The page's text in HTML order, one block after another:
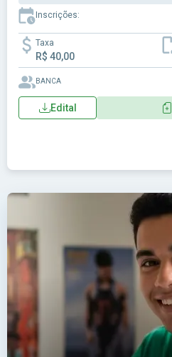
Inscrições:
Taxa
R$ 40,00
BANCA
Edital